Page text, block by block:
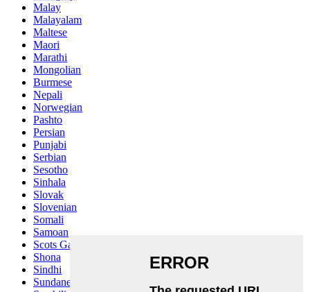
Malay
Malayalam
Maltese
Maori
Marathi
Mongolian
Burmese
Nepali
Norwegian
Pashto
Persian
Punjabi
Serbian
Sesotho
Sinhala
Slovak
Slovenian
Somali
Samoan
Scots Gaelic
Shona
Sindhi
Sundanese